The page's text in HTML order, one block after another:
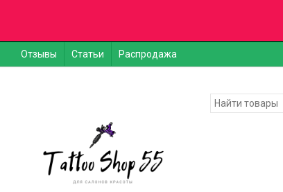
Отзывы Статьи Распродажа